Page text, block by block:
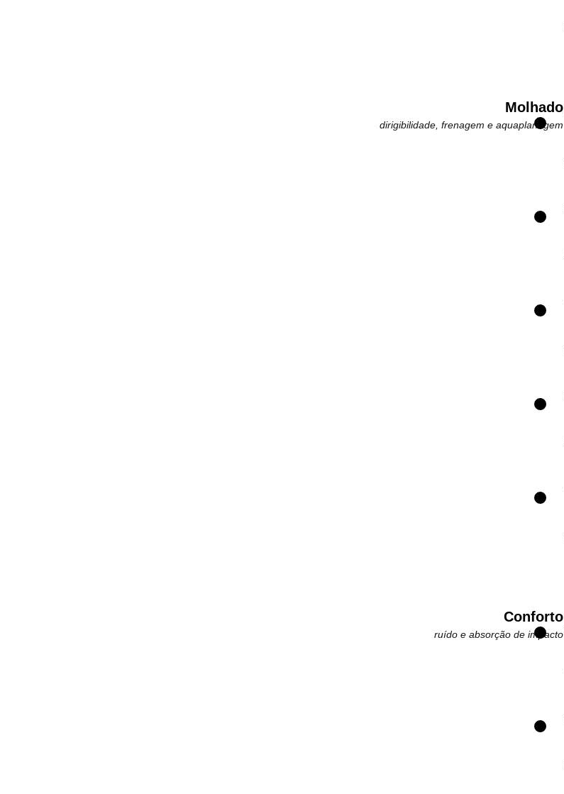
Molhado
dirigibilidade, frenagem e aquaplanagem
Conforto
ruído e absorção de impacto